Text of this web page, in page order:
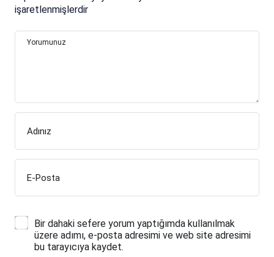
işaretlenmişlerdir
Yorumunuz
Adınız
E-Posta
Bir dahaki sefere yorum yaptığımda kullanılmak
üzere adımı, e-posta adresimi ve web site adresimi
bu tarayıcıya kaydet.